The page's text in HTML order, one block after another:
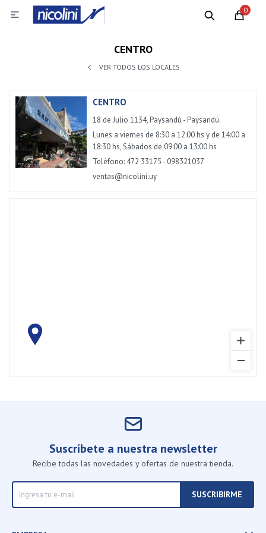
0

CENTRO
VER TODOS LOS LOCALES
CENTRO
18 de Julio 1134, Paysandú - Paysandú.
Lunes a viernes de 8:30 a 12:00 hs y de 14:00 a
18:30 hs, Sábados de 09:00 a 13:00 hs
Teléfono: 472 33175 - 098321037
ventas@nicolini.uy
Suscríbete a nuestra newsletter
Recibe todas las novedades y ofertas de nuestra tienda.
SUSCRIBIRME